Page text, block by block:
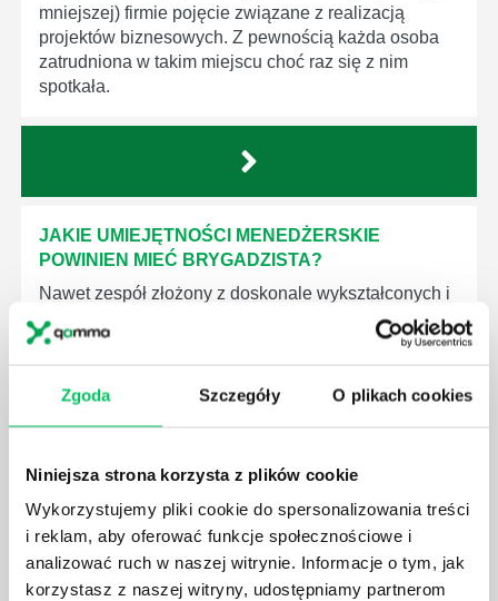
Zgoda Szczegóły O plikach cookies
Niniejsza strona korzysta z plików cookie
Wykorzystujemy pliki cookie do spersonalizowania treści
i reklam, aby oferować funkcje społecznościowe i
analizować ruch w naszej witrynie. Informacje o tym, jak
korzystasz z naszej witryny, udostępniamy partnerom
mniejszej) firmie pojęcie związane z realizacją
projektów biznesowych. Z pewnością każda osoba
zatrudniona w takim miejscu choć raz się z nim
spotkała.
JAKIE UMIEJĘTNOŚCI MENEDŻERSKIE
POWINIEN MIEĆ BRYGADZISTA?
Nawet zespół złożony z doskonale wykształconych i
kompetentnych pracowników nie będzie w stanie
sprawnie realizować swoich zadań, jeśli zabraknie w
niezbędna jest osoba nadzorująca wszystkie
JAK BRYGADZISTA MOŻE ROZWINĄĆ SWOJE
KOMPETENCJE MENEDŻERSKIE?